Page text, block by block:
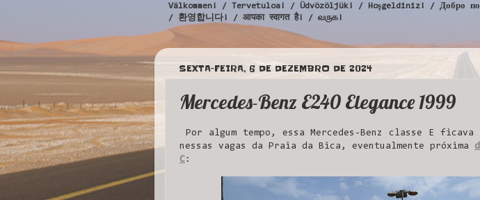
Välkommen! / Tervetuloa! / Üdvözöljük! / Hoşgeldiniz! / Добро
/ 환영합니다! / आपका स्वागत है! / வருக!
SEXTA-FEIRA, 6 DE DEZEMBRO DE 2024
Mercedes-Benz E240 Elegance 1999
Por algum tempo, essa Mercedes-Benz classe E ficava
nessas vagas da Praia da Bica, eventualmente próxima
C :